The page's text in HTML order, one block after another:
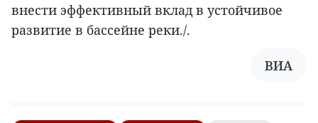
внести эффективный вклад в устойчивое
развитие в бассейне реки./.
ВИА